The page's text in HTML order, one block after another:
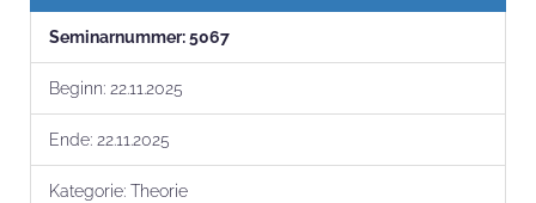
Seminar­nummer:5067
Beginn: 22.11.2025
Ende: 22.11.2025
Kategorie: Theorie